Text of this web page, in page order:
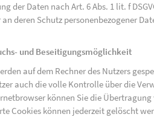
der Daten nach Art. 6 Abs. 1 lit. f
an deren Schutz personenbezogener
und Beseitigungsmöglichkeit
auf dem Rechner des Nutzers
auch die volle Kontrolle über die
können Sie die
Cookies können jederzeit gelöscht